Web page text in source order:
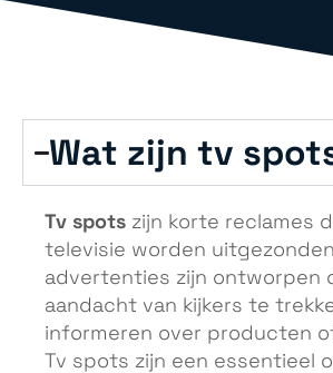
Wat zijn tv
Tv spots zijn korte reclames
televisie worden
advertenties zijn ontworpen
aandacht van kijkers te
informeren over producten
Tv spots zijn een essentieel